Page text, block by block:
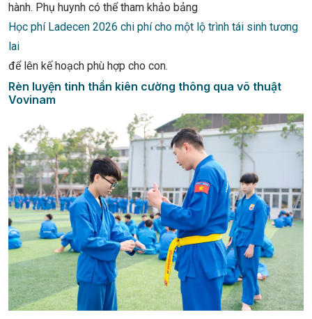
hành. Phụ huynh có thể tham khảo bảng
Học phí Ladecen 2026 chi phí cho một lộ trình tái sinh tương
lai
để lên kế hoạch phù hợp cho con.
Rèn luyện tinh thần kiên cường thông qua võ thuật
Vovinam